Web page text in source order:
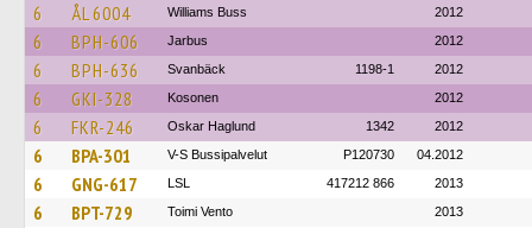
6 ÅL 6004 Williams Buss 2012
6 BPH-606 Jarbus 2012
6 BPH-636 Svanbäck 1198-1 2012
6 GKI-328 Kosonen 2012
6 FKR-246 Oskar Haglund 1342 2012
6 BPA-301 V-S Bussipalvelut P120730 04.2012
6 GNG-617 LSL 417212 866 2013
6 BPT-729 Toimi Vento 2013